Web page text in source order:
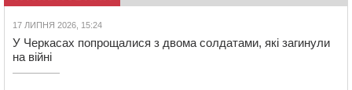
17 ЛИПНЯ 2026, 15:24
У Черкасах попрощалися з двома солдатами, які загинули
на війні